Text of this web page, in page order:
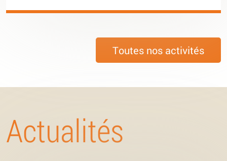
Toutes nos activités
Actualités